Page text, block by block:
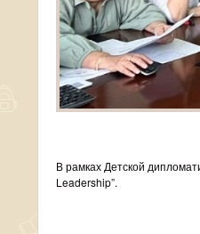
В рамках Детской
Leadership”.